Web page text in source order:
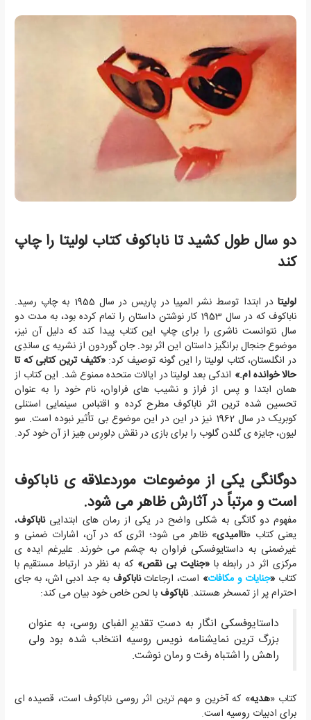
دو سال طول کشید تا ناباکوف کتاب لولیتا را چاپ
کند
لولیتا
در ابتدا توسط نشر المپیا در پاریس در سال 1955 به چاپ رسید.
ناباکوف که در سال 1953 کار نوشتن داستان را تمام کرده بود، به مدت دو
سال نتوانست ناشری را برای چاپ این کتاب پیدا کند که دلیل آن نیز،
موضوع جنجال برانگیز داستان این اثر بود. جان گوردون از نشریه ی ساندِی
در انگلستان، کتاب لولیتا را این گونه توصیف کرد:«کثیف ترین کتابی که تا
حالا خوانده ام.» اندکی بعد لولیتا در ایالات متحده ممنوع شد. این کتاب از
همان ابتدا و پس از فراز و نشیب های فراوان، نام خود را به عنوان
تحسین شده ترین اثر ناباکوف مطرح کرده و اقتباس سینمایی استنلی
کوبریک در سال 1962 نیز در این در این موضوع بی تأثیر نبوده است. سو
لیون، جایزه ی گلدن گلوب را برای بازی در نقش دِلورِس هِیز از آن خود کرد.
دوگانگی یکی از موضوعات موردعلاقه ی ناباکوف
است و مرتباً در آثارش ظاهر می شود.
مفهوم دو گانگی به شکلی واضح در یکی از رمان های ابتداییناباکوف،
یعنی کتاب «ناامیدی» ظاهر می شود؛ اثری که در آن، اشارات ضمنی و
غیرضمنی به داستایوفسکی فراوان به چشم می خورند. علیرغم ایده ی
مرکزی اثر در رابطه با«جنایت بی نقص» که به نظر در ارتباط مستقیم با
کتاب «جنایات و مکافات» است، ارجاعاتناباکوفبه جد ادبی اش، به جای
احترام پر از تمسخر هستند.ناباکوفبا لحن خاص خود بیان می کند:
داستایوفسکی انگار به دستِ تقدیرِ الفبای روسی، به عنوان
بزرگ ترین نمایشنامه نویس روسیه انتخاب شده بود ولی
راهش را اشتباه رفت و رمان نوشت.
کتاب «هدیه» که آخرین و مهم ترین اثر روسی ناباکوف است، قصیده ای
برای ادبیات روسیه است.